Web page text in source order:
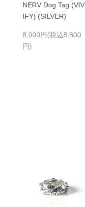
NERV Dog Tag (VIV
IFY) (SILVER)
8,000円(税込8,800
円)